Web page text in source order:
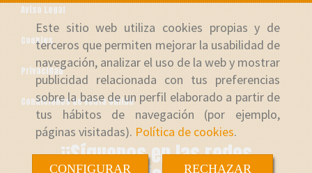
Este sitio web utiliza cookies propias y de
terceros que permiten mejorar la usabilidad de
navegación, analizar el uso de la web y mostrar
publicidad relacionada con tus preferencias
sobre la base de un perfil elaborado a partir de
tus hábitos de navegación (por ejemplo,
páginas visitadas). Política de cookies.
CONFIGURAR RECHAZAR
Aviso Legal
Cookies
Privacidad
Condiciones de venta online
¡¡Síguenos en las redes